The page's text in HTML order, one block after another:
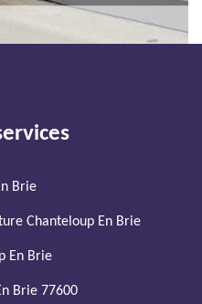
Brie
Chanteloup En Brie
En Brie
Brie 77600